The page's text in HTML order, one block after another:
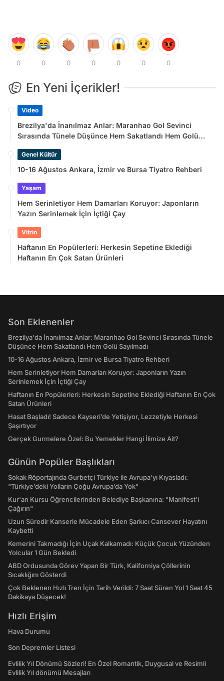
0 0 0 0 0 0 0
En Yeni İçerikler!
Video
Brezilya'da İnanılmaz Anlar: Maranhao Gol Sevinci
Sırasında Tünele Düşünce Hem Sakatlandı Hem Golü
Genel Kültür
10-16 Ağustos Ankara, İzmir ve Bursa Tiyatro Rehberi
Yaşam
Hem Serinletiyor Hem Damarları Koruyor: Japonların
Yazın Serinlemek İçin İçtiği Çay
Vitrin
Haftanın En Popülerleri: Herkesin Sepetine Eklediği
Haftanın En Çok Satan Ürünleri
Son Eklenenler
Brezilya'da İnanılmaz Anlar: Maranhao Gol Sevinci Sırasında Tünele
Düşünce Hem Sakatlandı Hem Golü Sayılmadı
10-16 Ağustos Ankara, İzmir ve Bursa Tiyatro Rehberi
Hem Serinletiyor Hem Damarları Koruyor: Japonların Yazın
Serinlemek İçin İçtiği Çay
Haftanın En Popülerleri: Herkesin Sepetine Eklediği Haftanın En Çok
Satan Ürünleri
Hasat Başladı! Sadece Kayseri’de Yetişiyor, Lezzetiyle Herkesi
Şaşırtıyor
Gerçek Gurmelere Özel: Bu Yemekler Hangi İlimize Ait?
Günün Popüler Başlıkları
Sokak Röportajında Gurbetçi Türkiye ile Avrupa'yı Kıyasladı:
"Türkiye’deki Yolların Çoğu Avrupa’da Yok"
Kur'an Kursu Öğrencilerinden Belediye Başkanına: "Manifest’i
Çağırın"
Uzun Süredir Kanserle Mücadele Eden Şarkıcı Cansever Hayatını
Kaybetti
Kemerini Takmadığı İçin Uçak Kalkamadı: Küçük Çocuk Yüzünden
Yolcular 1 Gün Bekledi
ABD Ordusunda Görev Yapan Bir Türk, Kaliforniya Çöllerinin
Sıcaklığını Gösterdi
Çok Beklenen Hızlı Tren İçin Tarih Verildi: 7 Saat Süren Yol 1 Saat 45
Dakikaya Düşecek!
Hızlı Erişim
Hava Durumu
Son Depremler Listesi
Evlilik Yıl Dönümü Sözleri! En Özel Romantik, Duygusal ve Resimli
Evlilik Yıl dönümü Mesajları